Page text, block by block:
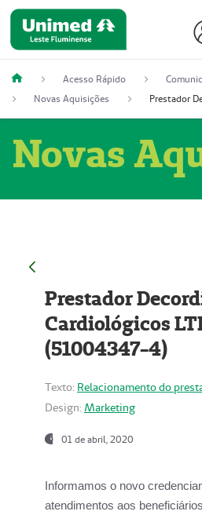
Acesso Rápido
Novas Aquisições
Novas
Prestador
Cardiológicos
(51004347-4)
Texto: Relacionamento do
Design: Marketing
01 de abril, 2020
Informamos o novo
atendimentos aos